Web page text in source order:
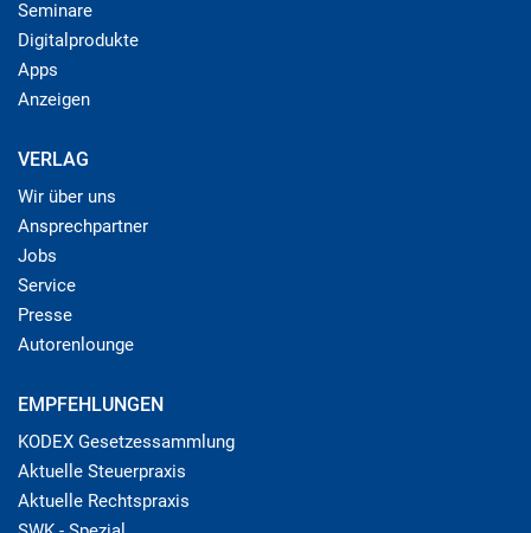
Seminare
Digitalprodukte
Apps
Anzeigen
VERLAG
Wir über uns
Ansprechpartner
Jobs
Service
Presse
Autorenlounge
EMPFEHLUNGEN
KODEX Gesetzessammlung
Aktuelle Steuerpraxis
Aktuelle Rechtspraxis